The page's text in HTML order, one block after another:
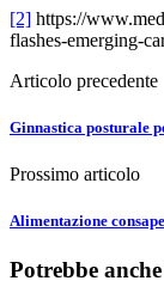
[2] https://
flashes-emerging-
Articolo precedente
Ginnastica posturale
Prossimo articolo
Alimentazione
Potrebbe